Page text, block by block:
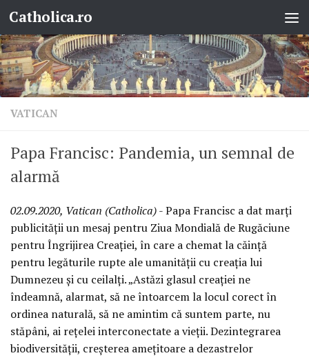
Skip to content
Catholica.ro
VATICAN
Papa Francisc: Pandemia, un semnal de
alarmă
02.09.2020, Vatican (Catholica)- Papa Francisc a dat marți
publicității un mesaj pentru Ziua Mondială de Rugăciune
pentru Îngrijirea Creației, în care a chemat la căință
pentru legăturile rupte ale umanității cu creația lui
Dumnezeu și cu ceilalți. „Astăzi glasul creației ne
îndeamnă, alarmat, să ne întoarcem la locul corect în
ordinea naturală, să ne amintim că suntem parte, nu
stăpâni, ai rețelei interconectate a vieții. Dezintegrarea
biodiversității, creșterea amețitoare a dezastrelor